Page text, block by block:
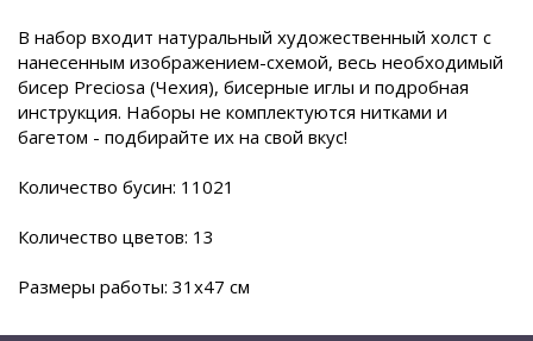
В набор входит натуральный художественный холст с
нанесенным изображением-схемой, весь необходимый
бисер Preciosa (Чехия), бисерные иглы и подробная
инструкция. Наборы не комплектуются нитками и
багетом - подбирайте их на свой вкус!
Количество бусин: 11021
Количество цветов: 13
Размеры работы: 31х47 см